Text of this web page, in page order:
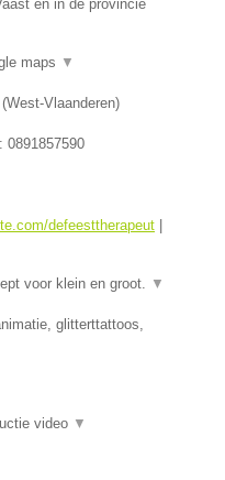
en in de provincie
maps ▼
(West-Vlaanderen)
0891857590
defeesttherapeut |
voor klein en groot. ▼
glitterttattoos,
video ▼